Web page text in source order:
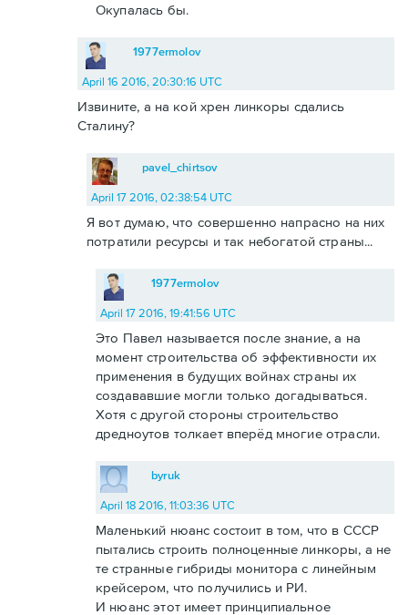
Окупалась бы.
1977ermolov
April 16 2016, 20:30:16 UTC
Извините, а на кой хрен линкоры сдались
Сталину?
pavel_chirtsov
April 17 2016, 02:38:54 UTC
Я вот думаю, что совершенно напрасно на них
потратили ресурсы и так небогатой страны...
1977ermolov
April 17 2016, 19:41:56 UTC
Это Павел называется после знание, а на
момент строительства об эффективности их
применения в будущих войнах страны их
создававшие могли только догадываться.
Хотя с другой стороны строительство
дредноутов толкает вперёд многие отрасли.
byruk
April 18 2016, 11:03:36 UTC
Маленький нюанс состоит в том, что в СССР
пытались строить полноценные линкоры, а не
те странные гибриды монитора с линейным
крейсером, что получились и РИ.
И нюанс этот имеет принципиальное